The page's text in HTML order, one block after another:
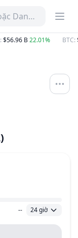
Danh mục
: $56.96 B22.01% BTC:
-- 24 giờ